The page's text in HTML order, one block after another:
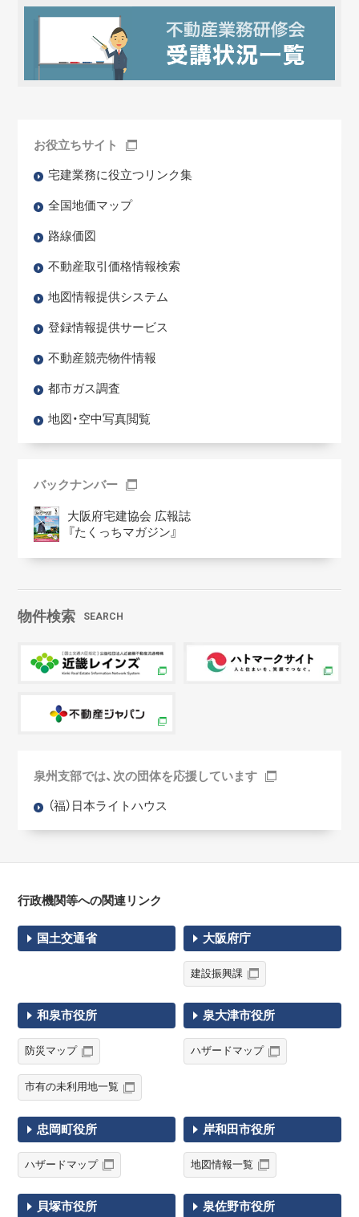
お役立ちサイト
宅建業務に役立つリンク集
全国地価マップ
路線価図
不動産取引価格情報検索
地図情報提供システム
登録情報提供サービス
不動産競売物件情報
都市ガス調査
地図・空中写真閲覧
バックナンバー
大阪府宅建協会 広報誌
『たくっちマガジン』
物件検索 SEARCH
泉州支部では、次の団体を応援しています
（福）日本ライトハウス
行政機関等への関連リンク
国土交通省 大阪府庁
建設振興課
和泉市役所
防災マップ
市有の未利用地一覧
泉大津市役所
ハザードマップ
忠岡町役所
ハザードマップ
岸和田市役所
地図情報一覧
貝塚市役所 泉佐野市役所